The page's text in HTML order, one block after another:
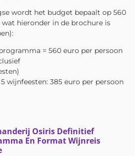
wordt het budget bepaalt op 560
hieronder in de brochure is
= 560 euro per persoon
wijnfeesten: 385 euro per persoon
Osiris Definitief
En Format Wijnreis